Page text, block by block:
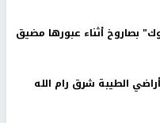
بصاروخ أثناء عبورها مضيق
الطيبة شرق رام الله